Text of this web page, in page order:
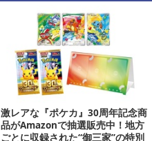
激レアな『ポケカ』30周年記念商
品がAmazonで抽選販売中！地方
ごとに収録された“御三家”の特別